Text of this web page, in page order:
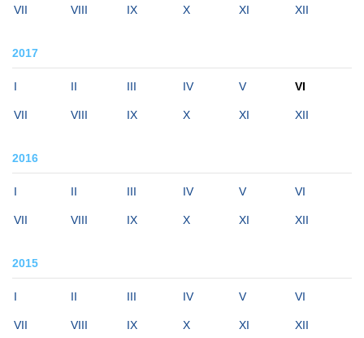
VII VIII IX X XI XII
2017
I II III IV V VI
VII VIII IX X XI XII
2016
I II III IV V VI
VII VIII IX X XI XII
2015
I II III IV V VI
VII VIII IX X XI XII